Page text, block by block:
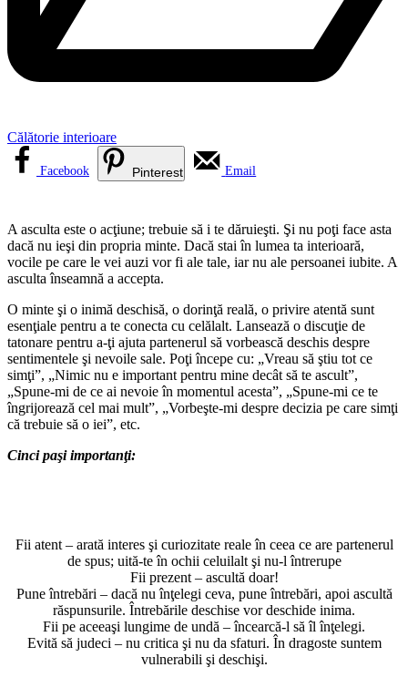
Călătorie interioare
Facebook Pinterest Email
A asculta este o acţiune; trebuie să i te dăruieşti. Şi nu poţi face asta
dacă nu ieşi din propria minte. Dacă stai în lumea ta interioară,
vocile pe care le vei auzi vor fi ale tale, iar nu ale persoanei iubite. A
asculta înseamnă a accepta.
O minte şi o inimă deschisă, o dorinţă reală, o privire atentă sunt
esenţiale pentru a te conecta cu celălalt. Lansează o discuţie de
tatonare pentru a-ţi ajuta partenerul să vorbească deschis despre
sentimentele şi nevoile sale. Poţi începe cu: „Vreau să ştiu tot ce
simţi”, „Nimic nu e important pentru mine decât să te ascult”,
„Spune-mi de ce ai nevoie în momentul acesta”, „Spune-mi ce te
îngrijorează cel mai mult”, „Vorbeşte-mi despre decizia pe care simţi
că trebuie să o iei”, etc.
Cinci paşi importanţi:
Fii atent – arată interes şi curiozitate reale în ceea ce are partenerul
de spus; uită-te în ochii celuilalt şi nu-l întrerupe
Fii prezent – ascultă doar!
Pune întrebări – dacă nu înţelegi ceva, pune întrebări, apoi ascultă
răspunsurile. Întrebările deschise vor deschide inima.
Fii pe aceeaşi lungime de undă – încearcă-l să îl înţelegi.
Evită să judeci – nu critica şi nu da sfaturi. În dragoste suntem
vulnerabili şi deschişi.